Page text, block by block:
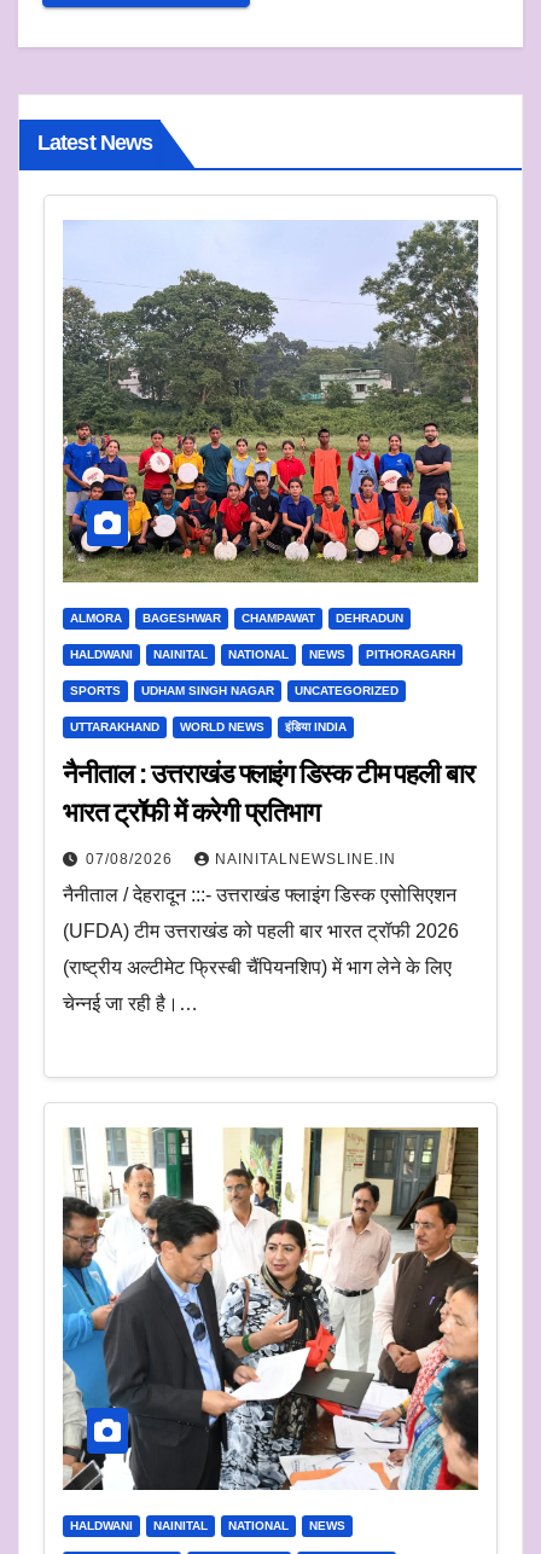
Latest News
ALMORA BAGESHWAR CHAMPAWAT DEHRADUN
HALDWANI NAINITAL NATIONAL NEWS PITHORAGARH
SPORTS UDHAM SINGH NAGAR UNCATEGORIZED
UTTARAKHAND WORLD NEWS इंडिया INDIA
नैनीताल : उत्तराखंड फ्लाइंग डिस्क टीम पहली बार
भारत ट्रॉफी में करेगी प्रतिभाग
07/08/2026 NAINITALNEWSLINE.IN
नैनीताल / देहरादून :::- उत्तराखंड फ्लाइंग डिस्क एसोसिएशन
(UFDA) टीम उत्तराखंड को पहली बार भारत ट्रॉफी 2026
(राष्ट्रीय अल्टीमेट फ्रिस्बी चैंपियनशिप) में भाग लेने के लिए
चेन्नई जा रही है।…
HALDWANI NAINITAL NATIONAL NEWS